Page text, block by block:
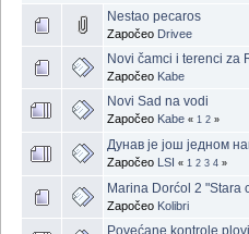
Nestao pecaros
Započeo Drivee
Novi čamci i terenci za
Započeo Kabe
Novi Sad na vodi
Započeo Kabe « 1 2 »
Дунав је још једном
Započeo LSI « 1 2 3 4 »
Marina Dorćol 2 "Stara
Započeo Kolibri
Povećane kontrole